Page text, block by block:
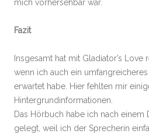
mich vorhersehbar war.
Fazit
Insgesamt hat mit Gladiator’s Love
wenn ich auch ein
erwartet habe. Hier fehlten mir
Hintergrundinformationen.
Das Hörbuch habe ich nach einem
gelegt, weil ich der Sprecherin